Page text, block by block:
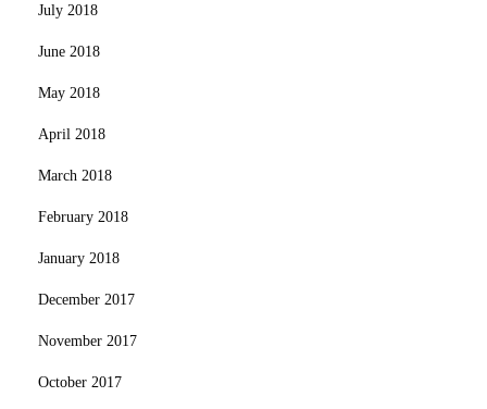
July 2018
June 2018
May 2018
April 2018
March 2018
February 2018
January 2018
December 2017
November 2017
October 2017